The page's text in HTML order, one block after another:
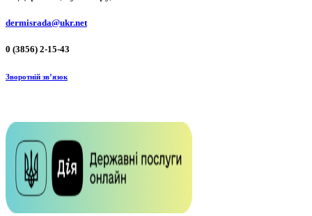
dermisrada@ukr.net
0 (3856) 2-15-43
Зворотній зв’язок